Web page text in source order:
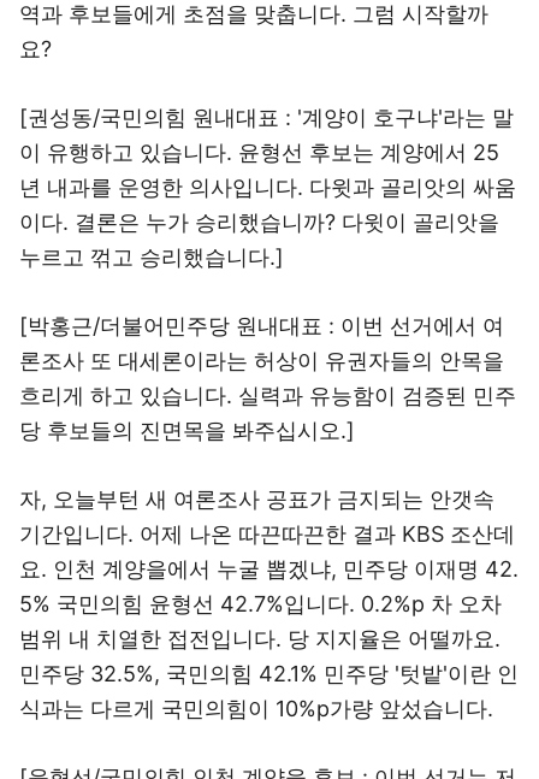
역과 후보들에게 초점을 맞춥니다. 그럼 시작할까
요?
[권성동/국민의힘 원내대표 : '계양이 호구냐'라는 말
이 유행하고 있습니다. 윤형선 후보는 계양에서 25
년 내과를 운영한 의사입니다. 다윗과 골리앗의 싸움
이다. 결론은 누가 승리했습니까? 다윗이 골리앗을
누르고 꺾고 승리했습니다.]
[박홍근/더불어민주당 원내대표 : 이번 선거에서 여
론조사 또 대세론이라는 허상이 유권자들의 안목을
흐리게 하고 있습니다. 실력과 유능함이 검증된 민주
당 후보들의 진면목을 봐주십시오.]
자, 오늘부턴 새 여론조사 공표가 금지되는 안갯속
기간입니다. 어제 나온 따끈따끈한 결과 KBS 조산데
요. 인천 계양을에서 누굴 뽑겠냐, 민주당 이재명 42.
5% 국민의힘 윤형선 42.7%입니다. 0.2%p 차 오차
범위 내 치열한 접전입니다. 당 지지율은 어떨까요.
민주당 32.5%, 국민의힘 42.1% 민주당 '텃밭'이란 인
식과는 다르게 국민의힘이 10%p가량 앞섰습니다.